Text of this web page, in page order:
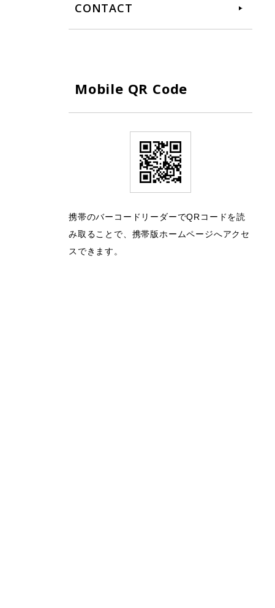
CONTACT
Mobile QR Code
携帯のバーコードリーダーでQRコードを読
み取ることで、携帯版ホームページへアクセ
スできます。